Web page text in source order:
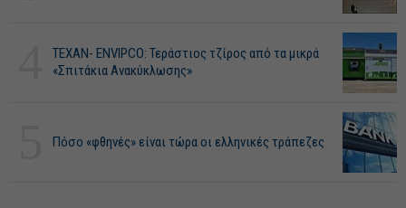
ΤΕΧΑΝ- ENVIPCO: Τεράστιος τζίρος από τα μικρά
«Σπιτάκια Ανακύκλωσης»
Πόσο «φθηνές» είναι τώρα οι ελληνικές τράπεζες